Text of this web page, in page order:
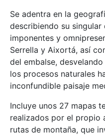
Se adentra en la
describiendo su
imponentes y
Serrella y Aixortá, así
del embalse,
los procesos naturales
inconfundible paisaje
Incluye unos 27 mapas
realizados por el propio
rutas de montaña, que